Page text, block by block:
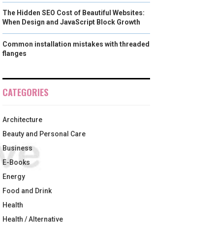
The Hidden SEO Cost of Beautiful Websites:
When Design and JavaScript Block Growth
Common installation mistakes with threaded
flanges
CATEGORIES
Architecture
Beauty and Personal Care
Business
E-Books
Energy
Food and Drink
Health
Health / Alternative